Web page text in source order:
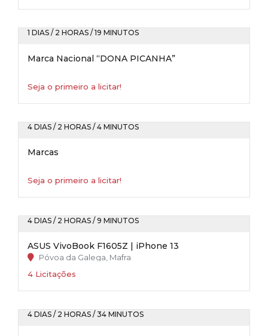
1 DIAS / 2 HORAS / 19 MINUTOS
Marca Nacional “DONA PICANHA”
Seja o primeiro a licitar!
4 DIAS / 2 HORAS / 4 MINUTOS
Marcas
Seja o primeiro a licitar!
4 DIAS / 2 HORAS / 9 MINUTOS
ASUS VivoBook F1605Z | iPhone 13
Póvoa da Galega, Mafra
4 Licitações
4 DIAS / 2 HORAS / 34 MINUTOS